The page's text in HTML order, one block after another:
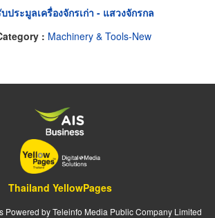
ประมูลเครื่องจักรเก่า - แสวงจักรกล
: Machinery & Tools-New
Thailand YellowPages
Powered by Teleinfo Media Public Company Limited